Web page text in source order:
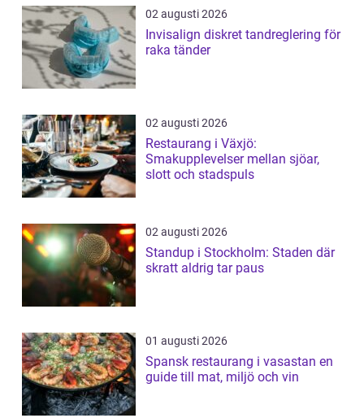
02 augusti 2026
Invisalign diskret tandreglering för
raka tänder
02 augusti 2026
Restaurang i Växjö:
Smakupplevelser mellan sjöar,
slott och stadspuls
02 augusti 2026
Standup i Stockholm: Staden där
skratt aldrig tar paus
01 augusti 2026
Spansk restaurang i vasastan en
guide till mat, miljö och vin